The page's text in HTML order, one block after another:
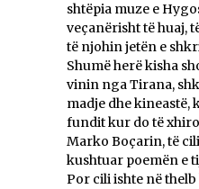
shtëpia muze e
veçanërisht të huaj,
të njohin jetën e
Shumë herë kisha
vinin nga Tirana,
madje dhe kineastë,
fundit kur do të
Marko Boçarin, të
kushtuar poemën e
Por cili ishte në